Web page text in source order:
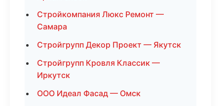
Стройкомпания Люкс Ремонт —
Самара
Стройгрупп Декор Проект — Якутск
Стройгрупп Кровля Классик —
Иркутск
ООО Идеал Фасад — Омск